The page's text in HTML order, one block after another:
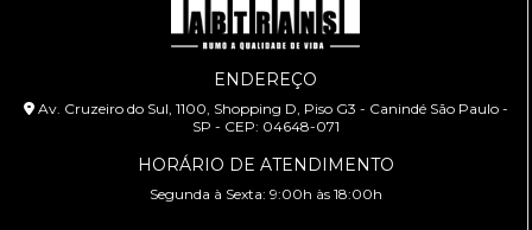
ENDEREÇO
Av. Cruzeiro do Sul, 1100, Shopping D, Piso G3 - Canindé São Paulo -
SP - CEP: 04648-071
HORÁRIO DE ATENDIMENTO
Segunda à Sexta: 9:00h às 18:00h